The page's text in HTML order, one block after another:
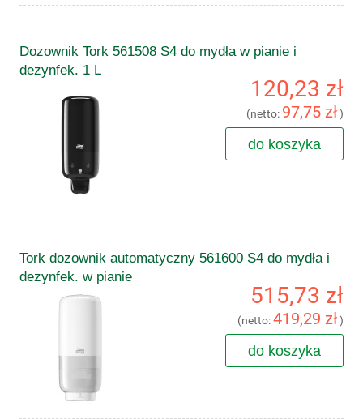
Dozownik Tork 561508 S4 do mydła w pianie i
dezynfek. 1 L
120,23 zł
(netto: 97,75 zł)
do koszyka
Tork dozownik automatyczny 561600 S4 do mydła i
dezynfek. w pianie
515,73 zł
(netto:419,29 zł)
do koszyka